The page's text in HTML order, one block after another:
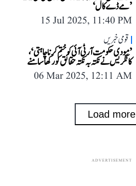
’مے ڈے کال‘
15 Jul 2025, 11:40 PM
قومی خبریں
’مودی حکومت آر ٹی آئی کو ختم کرنا چاہتی‘،
کانگریس نے نکتہ بہ نکتہ حقائق کو رکھا سامنے
06 Mar 2025, 12:11 AM
Load more
ADVERTISEMENT